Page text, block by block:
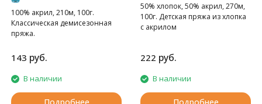
100% акрил, 210м, 100г.
Классическая демисезонная
пряжа.
143 руб.
В наличии
50% хлопок, 50% акрил, 270м,
100г. Детская пряжа из хлопка
с акрилом
222 руб.
В наличии